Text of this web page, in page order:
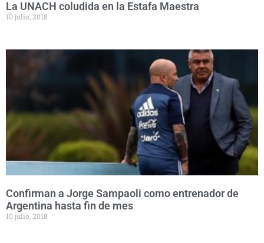
La UNACH coludida en la Estafa Maestra
10 julio, 2018
Confirman a Jorge Sampaoli como entrenador de
Argentina hasta fin de mes
10 julio, 2018